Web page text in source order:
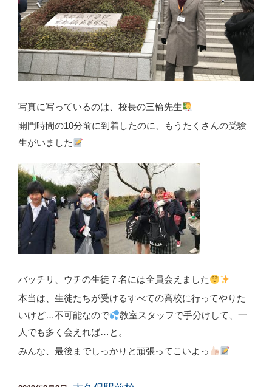
写真に写っているのは、校長の三輪先生
開門時間の10分前に到着したのに、もうたくさんの受験
生がいました
バッチリ、ウチの生徒７名には全員会えました
本当は、生徒たちが受けるすべての高校に行ってやりた
いけど…不可能なので
教室スタッフで手分けして、一
人でも多く会えれば…と。
みんな、最後までしっかりと頑張ってこいよっ